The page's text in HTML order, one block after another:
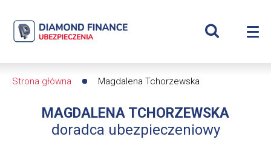
Magdalena
Diamond
Finance
Wyświetl
nawigacyjna
Strona główna Magdalena Tchorzewska
MAGDALENA TCHORZEWSKA
doradca ubezpieczeniowy